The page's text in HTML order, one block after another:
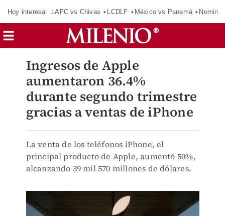
Hoy interesa: LAFC vs Chivas LCDLF México vs Panamá
Ingresos de Apple
aumentaron 36.4%
durante segundo trimestre
gracias a ventas de iPhone
La venta de los teléfonos iPhone, el
principal producto de Apple, aumentó 50%,
alcanzando 39 mil 570 millones de dólares.